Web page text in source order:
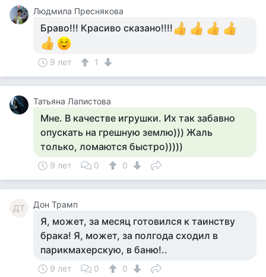
Людмила Преснякова
Браво!!! Красиво сказано!!!!
9 лет 1
Татьяна Лапистова
Мне. В качестве игрушки. Их так забавно
опускать на грешную землю))) Жаль
только, ломаются быстро)))))
9 лет 0 0
ДТ Дон Трамп
Я, может, за месяц готовился к таинству
брака! Я, может, за полгода сходил в
парикмахерскую, в баню!..
9 лет 0 0